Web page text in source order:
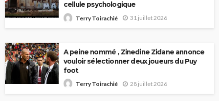
cellule psychologique
Terry Toirachié 31 juillet 2026
A peine nommé , Zinedine Zidane annonce
vouloir sélectionner deux joueurs du Puy
foot
Terry Toirachié 28 juillet 2026